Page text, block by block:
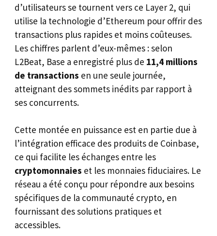
d’utilisateurs se tournent vers ce Layer 2, qui
utilise la technologie d’Ethereum pour offrir des
transactions plus rapides et moins coûteuses.
Les chiffres parlent d’eux-mêmes : selon
L2Beat, Base a enregistré plus de 11,4 millions
de transactions en une seule journée,
atteignant des sommets inédits par rapport à
ses concurrents.
Cette montée en puissance est en partie due à
l’intégration efficace des produits de Coinbase,
ce qui facilite les échanges entre les
cryptomonnaies et les monnaies fiduciaires. Le
réseau a été conçu pour répondre aux besoins
spécifiques de la communauté crypto, en
fournissant des solutions pratiques et
accessibles.